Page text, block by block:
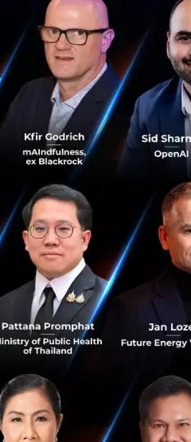
ะกอบการธุรกิจที่เป็น New
แข่งแกร่งในตลาด ตลอดจนถึง